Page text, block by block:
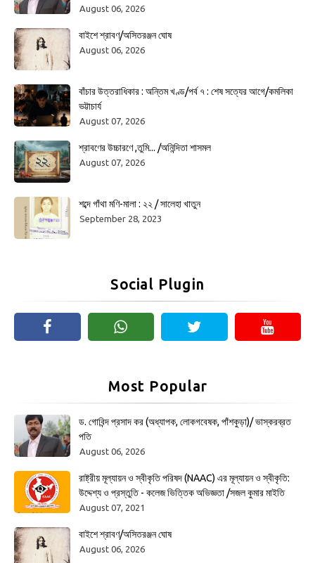
August 06, 2026
বাইশে শ্রাবণ/অসিতরঞ্জন ঘোষ
August 06, 2026
বাঁচার উত্তরাধিকার : অন্তিম খণ্ড/পর্ব ৭ : শেষ সত্যের আগে/কমলিকা
ভট্টাচার্য
August 07, 2026
শ্রাবণের উচ্চারণে ,তুমি... /অনিন্দিতা শাসমল
August 07, 2026
শব্দে গাঁথা মণি-মালা : ২২ / সালেহা খাতুন
September 28, 2023
Social Plugin
Most Popular
ড. গোবিন্দ প্রসাদ কর (অধ্যাপক, লোকগবেষক, পাঁশকুড়া)/ ভাস্করব্রত
পতি
August 06, 2026
রাষ্ট্রীয় মূল্যায়ন ও স্বীকৃতি পরিষদ (NAAC) এর মূল্যায়ন ও স্বীকৃতি:
উদ্দেশ্য ও প্রস্তুতি - কলেজ ভিত্তিক অভিজ্ঞতা /সজল কুমার মাইতি
August 07, 2021
বাইশে শ্রাবণ/অসিতরঞ্জন ঘোষ
August 06, 2026